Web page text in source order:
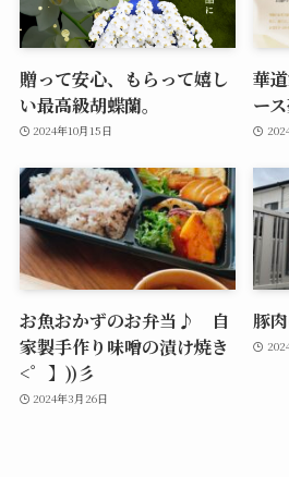
贈って安心、もらって嬉し
い最高級胡蝶蘭。
2024年10月15日
華
ー
お魚おかずのお弁当♪ 自
家製手作り味噌の漬け焼き
<゜】))彡
2024年3月26日
豚